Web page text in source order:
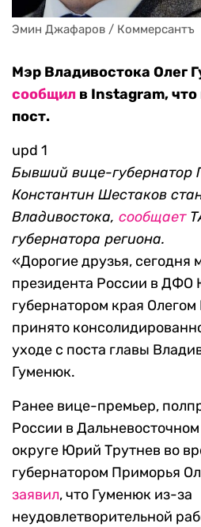
Эмин Джафаров / Коммерсантъ
Мэр Владивостока Олег
сообщил в Instagram,
пост.
upd 1
Бывший вице-губернатор
Константин Шестаков
Владивостока, сообщает
губернатора региона.
«Дорогие друзья, сегодня
президента России в
губернатором края
принято
уходе с поста главы
Гуменюк.
Ранее вице-премьер,
России в
округе Юрий Трутнев во
губернатором Приморья
заявил, что Гуменюк из-за
неудовлетворительной